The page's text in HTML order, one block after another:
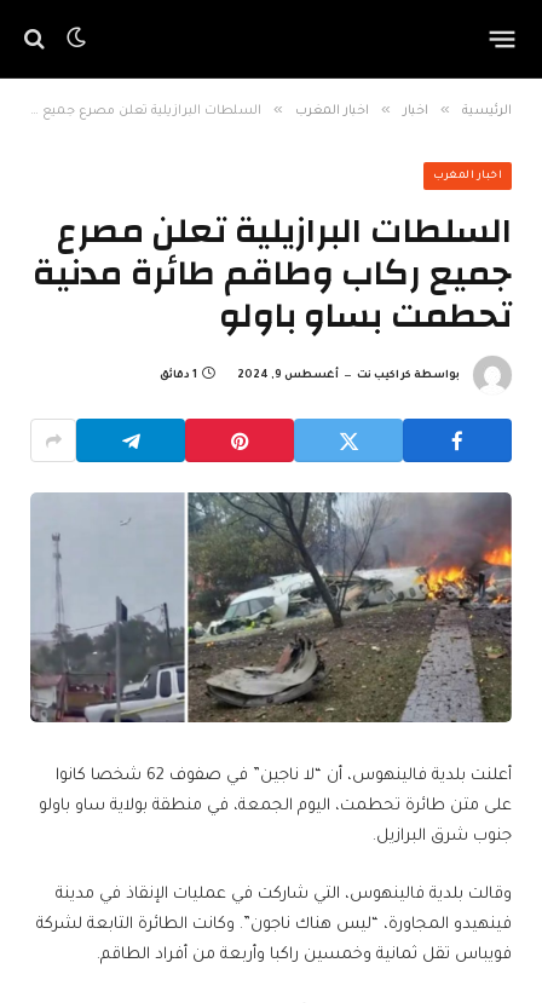
الرئيسية » اخبار » اخبار المغرب » السلطات البرازيلية تعلن مصرع جميع ركاب وطاقم طائرة مدنية تحطمت بساو باولو
اخبار المغرب
السلطات البرازيلية تعلن مصرع
جميع ركاب وطاقم طائرة مدنية
تحطمت بساو باولو
بواسطة كراكيب نت أغسطس 9, 2024 1 دقائق
أعلنت بلدية فالينهوس، أن “لا ناجين” في صفوف 62 شخصا كانوا
على متن طائرة تحطمت، اليوم الجمعة، في منطقة بولاية ساو باولو
جنوب شرق البرازيل.
وقالت بلدية فالينهوس، التي شاركت في عمليات الإنقاذ في مدينة
فينهيدو المجاورة، “ليس هناك ناجون”. وكانت الطائرة التابعة لشركة
فويباس تقل ثمانية وخمسين راكبا وأربعة من أفراد الطاقم.